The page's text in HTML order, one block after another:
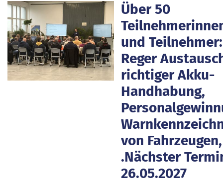
Über 50
und Teilnehmer:
Reger
richtiger Akku-
Handhabung,
von
.Nächster
26.05.2027